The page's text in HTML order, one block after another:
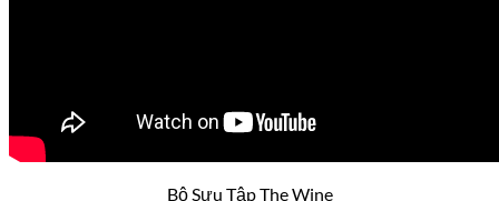
Bộ Sưu Tập The Wine